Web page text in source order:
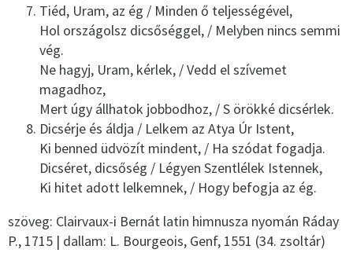
Tiéd, Uram, az ég / Minden ő teljességével,
Hol országolsz dicsőséggel, / Melyben nincs semmi
vég.
Ne hagyj, Uram, kérlek, / Vedd el szívemet
magadhoz,
Mert úgy állhatok jobbodhoz, / S örökké dicsérlek.
Dicsérje és áldja / Lelkem az Atya Úr Istent,
Ki benned üdvözít mindent, / Ha szódat fogadja.
Dicséret, dicsőség / Légyen Szentlélek Istennek,
Ki hitet adott lelkemnek, / Hogy befogja az ég.
szöveg: Clairvaux-i Bernát latin himnusza nyomán Ráday
P., 1715 | dallam: L. Bourgeois, Genf, 1551 (34. zsoltár)